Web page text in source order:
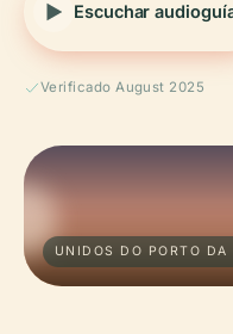
Escuchar
Verificado August 2025
UNIDOS DO PORTO DA